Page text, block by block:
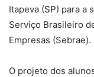
Itapeva (SP) para a
Serviço Brasileiro
Empresas (Sebrae).
O projeto dos